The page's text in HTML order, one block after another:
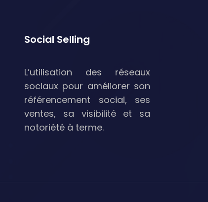
Social Selling
L’utilisation des réseaux
sociaux pour améliorer son
référencement social, ses
ventes, sa visibilité et sa
notoriété à terme.